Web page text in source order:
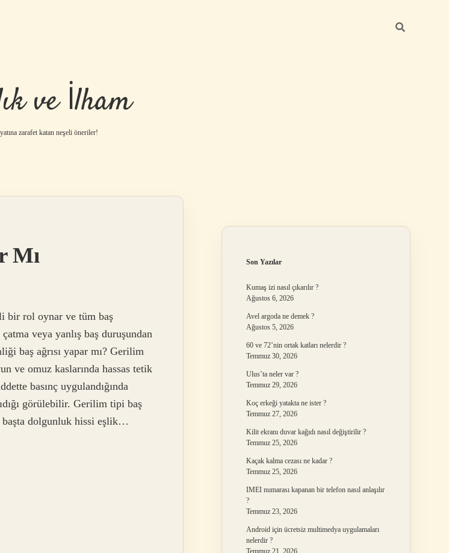
ve İlham
zarafet katan neşeli öneriler!
Mı
bir rol oynar ve tüm baş
veya yanlış baş duruşundan
baş ağrısı yapar mı? Gerilim
ve omuz kaslarında hassas tetik
basınç uygulandığında
görülebilir. Gerilim tipi baş
başta dolgunluk hissi eşlik…
Son Yazılar
Kumaş izi nasıl çıkarılır ?
Ağustos 6, 2026
Avel argoda ne demek ?
Ağustos 5, 2026
60 ve 72’nin ortak katları nelerdir ?
Temmuz 30, 2026
Ulus’ta neler var ?
Temmuz 29, 2026
Koç erkeği yatakta ne ister ?
Temmuz 27, 2026
Kilit ekranı duvar kağıdı nasıl değiştirilir ?
Temmuz 25, 2026
Kaçak kalma cezası ne kadar ?
Temmuz 25, 2026
IMEI numarası kapanan bir telefon nasıl anlaşılır
?
Temmuz 23, 2026
Android için ücretsiz multimedya uygulamaları
nelerdir ?
Temmuz 21, 2026